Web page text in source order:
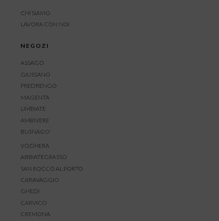
CHI SIAMO
LAVORA CON NOI
NEGOZI
ASSAGO
GIUSSANO
PREDRENGO
MAGENTA
LIMBIATE
AMBIVERE
BUSNAGO
VOGHERA
ABBIATEGRASSO
SAN ROCCO AL PORTO
CARAVAGGIO
GHEDI
CARVICO
CREMONA